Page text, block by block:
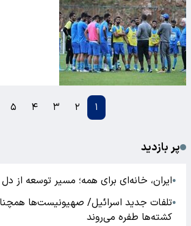
۱ ۲ ۳ ۴ ۵
پر بازدید
●ایران، خانه‌ای برای همه؛ مسیر توسعه از
●تلفات جدید اسرائیل/ صهیونیست‌ها
کشته‌ها طفره می‌روند